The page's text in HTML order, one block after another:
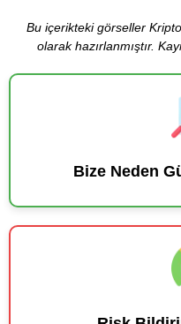
Bu içerikteki görseller
olarak hazırlanmıştır.
Bize Neden